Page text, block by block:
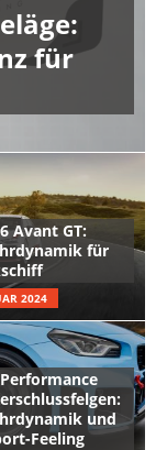
für
Avant GT:
für
2024
und
Feeling